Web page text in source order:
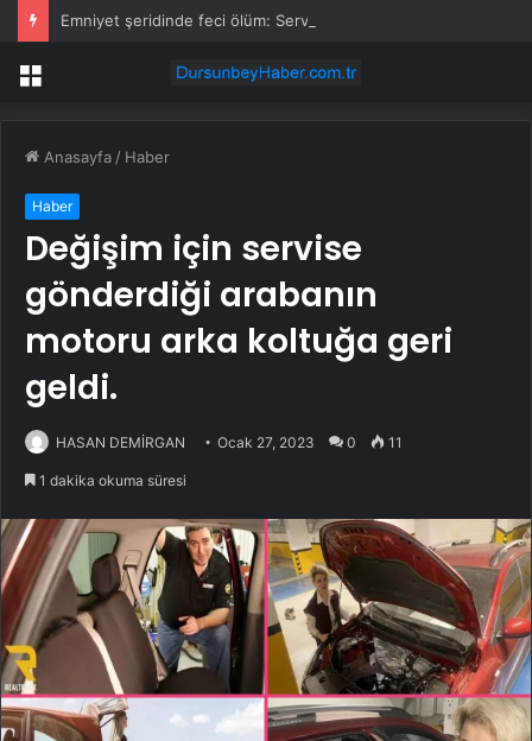
Menü
Anasayfa / Haber
Haber
Değişim için servise
gönderdiği arabanın
motoru arka koltuğa geri
geldi.
HASAN DEMİRGAN Ocak 27, 2023 0 11
1 dakika okuma süresi